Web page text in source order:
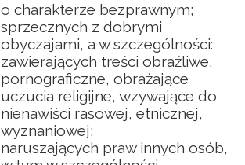
o charakterze bezprawnym;
sprzecznych z dobrymi
obyczajami, a w szczególności:
zawierających treści obraźliwe,
pornograficzne, obrażające
uczucia religijne, wzywające do
nienawiści rasowej, etnicznej,
wyznaniowej;
naruszających praw innych osób,